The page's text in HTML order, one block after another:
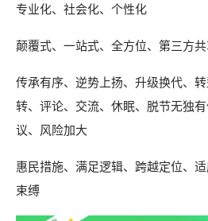
专业化、社会化、个性化
颠覆式、一站式、全方位、第三方
传承有序、逆势上扬、升级换代、
转、评论、交流、休眠、脱节无独
议、风险加大
惠民措施、满足逻辑、跨越定位、
束缚